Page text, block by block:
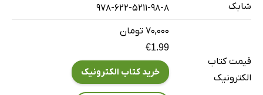
فصل آخر: به وقتِ خوشه‌ی ماه فروریخته در آب
شابک
978-622-5211-98-8
قیمت کتاب
الکترونیک
۷۰,۰۰۰ تومان
€1.99
خرید کتاب الکترونیک